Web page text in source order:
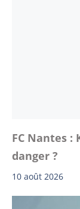
FC Nantes
danger ?
10 août 2026